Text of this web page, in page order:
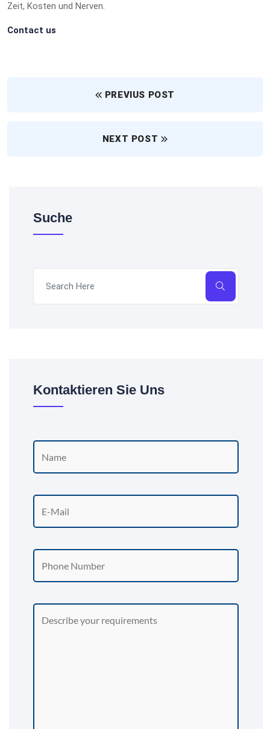
Zeit, Kosten und Nerven.
Contact us
PREVIUS POST
NEXT POST
Suche
Kontaktieren Sie Uns